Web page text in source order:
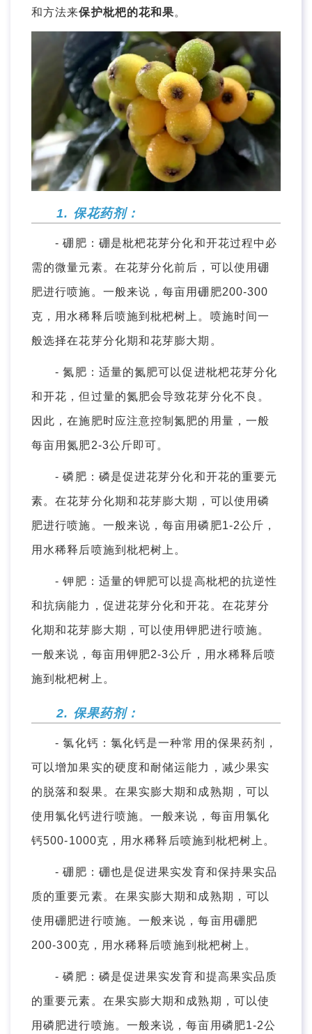
和方法来保护枇杷的花和果。
1. 保花药剂：
- 硼肥：硼是枇杷花芽分化和开花过程中必
需的微量元素。在花芽分化前后，可以使用硼
肥进行喷施。一般来说，每亩用硼肥200-300
克，用水稀释后喷施到枇杷树上。喷施时间一
般选择在花芽分化期和花芽膨大期。
- 氮肥：适量的氮肥可以促进枇杷花芽分化
和开花，但过量的氮肥会导致花芽分化不良。
因此，在施肥时应注意控制氮肥的用量，一般
每亩用氮肥2-3公斤即可。
- 磷肥：磷是促进花芽分化和开花的重要元
素。在花芽分化期和花芽膨大期，可以使用磷
肥进行喷施。一般来说，每亩用磷肥1-2公斤，
用水稀释后喷施到枇杷树上。
- 钾肥：适量的钾肥可以提高枇杷的抗逆性
和抗病能力，促进花芽分化和开花。在花芽分
化期和花芽膨大期，可以使用钾肥进行喷施。
一般来说，每亩用钾肥2-3公斤，用水稀释后喷
施到枇杷树上。
2. 保果药剂：
- 氯化钙：氯化钙是一种常用的保果药剂，
可以增加果实的硬度和耐储运能力，减少果实
的脱落和裂果。在果实膨大期和成熟期，可以
使用氯化钙进行喷施。一般来说，每亩用氯化
钙500-1000克，用水稀释后喷施到枇杷树上。
- 硼肥：硼也是促进果实发育和保持果实品
质的重要元素。在果实膨大期和成熟期，可以
使用硼肥进行喷施。一般来说，每亩用硼肥
200-300克，用水稀释后喷施到枇杷树上。
- 磷肥：磷是促进果实发育和提高果实品质
的重要元素。在果实膨大期和成熟期，可以使
用磷肥进行喷施。一般来说，每亩用磷肥1-2公